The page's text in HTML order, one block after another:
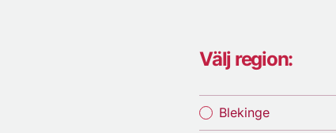
Välj region:
Blekinge